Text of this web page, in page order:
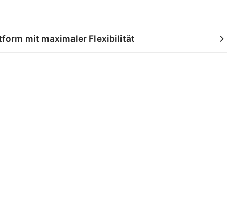
mit maximaler Flexibilität